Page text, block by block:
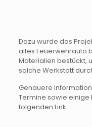
Dazu wurde das
altes Feuerwehrauto
Materialien bestückt,
solche Werkstatt
Genauere
Termine sowie einige
folgenden Link.